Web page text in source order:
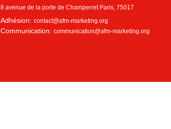
8 avenue de la porte de Champerret Paris, 75017
Adhésion: contact@afm-marketing.org
Communication: communication@afm-marketing.org